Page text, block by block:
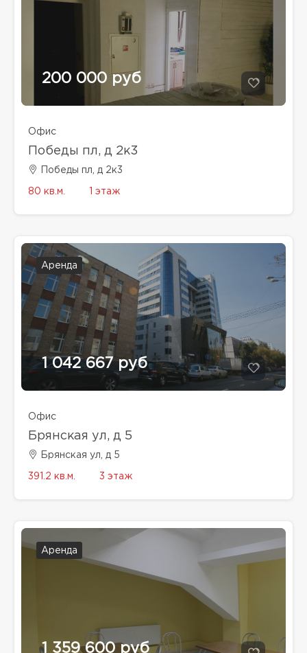
200 000 руб
Офис
Победы пл, д 2к3
Победы пл, д 2к3
80 кв.м. 1 этаж
Аренда
1 042 667 руб
Офис
Брянская ул, д 5
Брянская ул, д 5
391.2 кв.м. 3 этаж
Аренда
1 359 600 руб